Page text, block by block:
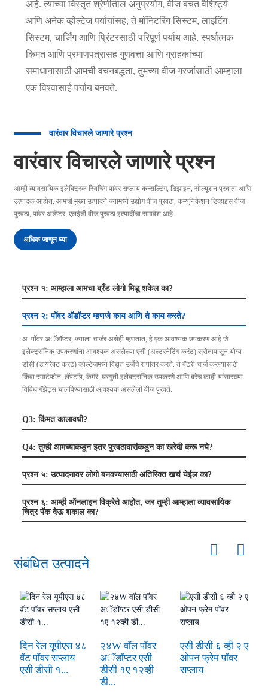
आहे. त्याच्या विस्तृत श्रेणीतील अनुप्रयोग, वीज बचत वैशिष्ट्ये
आणि अनेक व्होल्टेज पर्यायांसह, ते मॉनिटरिंग सिस्टम, लाइटिंग
सिस्टम, चार्जिंग आणि प्रिंटरसाठी परिपूर्ण पर्याय आहे. स्पर्धात्मक
किंमत आणि प्रमाणपत्रासह गुणवत्ता आणि ग्राहकांच्या
समाधानासाठी आमची वचनबद्धता, तुमच्या वीज गरजांसाठी आम्हाला
एक विश्वासार्ह पर्याय बनवते.
वारंवार विचारले जाणारे प्रश्न
वारंवार विचारले जाणारे प्रश्न
आम्ही व्यावसायिक इलेक्ट्रिक स्विचिंग पॉवर सप्लाय कन्सल्टिंग, डिझाइन, सोल्यूशन प्रदाता आणि
उत्पादक आहोत. आमची मुख्य उत्पादने ज्यामध्ये उद्योग वीज पुरवठा, कम्युनिकेशन डिव्हाइस वीज
पुरवठा, पॉवर अडॅप्टर, एलईडी वीज पुरवठा इत्यादींचा समावेश आहे.
अधिक जाणून घ्या
प्रश्न १: आम्हाला आमचा ब्रँड लोगो मिळू शकेल का?
प्रश्न २: पॉवर अ‍ॅडॉप्टर म्हणजे काय आणि ते काय करते?
अ: पॉवर अॅडॉप्टर, ज्याला चार्जर असेही म्हणतात, हे एक आवश्यक उपकरण आहे जे
इलेक्ट्रॉनिक उपकरणांना आवश्यक असलेल्या एसी (अल्टरनेटिंग करंट) स्रोतापासून योग्य
डीसी (डायरेक्ट करंट) व्होल्टेजमध्ये विद्युत उर्जेचे रूपांतर करते. ते बॅटरी चार्ज करण्यासाठी
किंवा स्मार्टफोन, लॅपटॉप, कॅमेरे, घरगुती इलेक्ट्रॉनिक उपकरणे आणि बरेच काही यांसारख्या
विविध गॅझेट्स चालविण्यासाठी आवश्यक असलेली वीज पुरवते.
Q3: किंमत कालावधी?
Q4: तुम्ही आमच्याकडून इतर पुरवठादारांकडून का खरेदी करू नये?
प्रश्न ५: उत्पादनावर लोगो बनवण्यासाठी अतिरिक्त खर्च येईल का?
प्रश्न ६: आम्ही ऑनलाइन विक्रेते आहोत, जर तुम्ही आम्हाला व्यावसायिक
चित्र पॅक देऊ शकाल का?
संबंधित उत्पादने
दिन रेल यूपीएस ४८
वॅट पॉवर सप्लाय
एसी डीसी १...
२४W वॉल पॉवर
अॅडॉप्टर एसी
डीसी १ए १२व्ही
डी...
एसी डीसी ६ व्ही २ ए
ओपन फ्रेम पॉवर
सप्लाय